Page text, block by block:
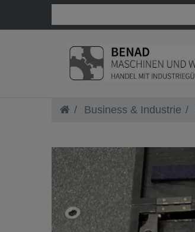
Business & Industrie